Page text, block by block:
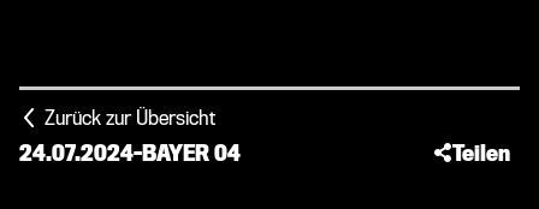
Zurück zur Übersicht
24.07.2024-BAYER 04 Teilen